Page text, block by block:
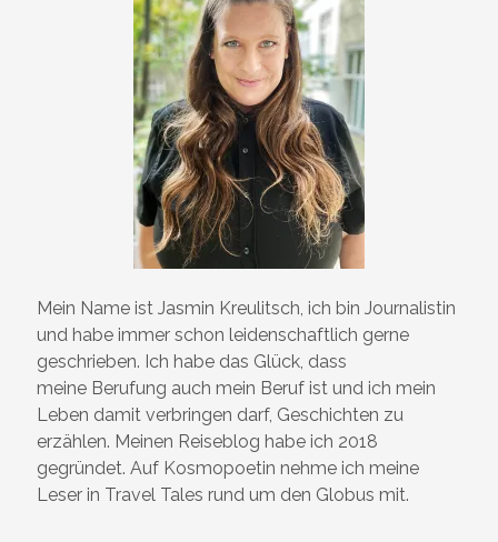
Mein Name ist Jasmin Kreulitsch, ich bin Journalistin
und habe immer schon leidenschaftlich gerne
geschrieben. Ich habe das Glück, dass
meine Berufung auch mein Beruf ist und ich mein
Leben damit verbringen darf, Geschichten zu
erzählen. Meinen Reiseblog habe ich 2018
gegründet. Auf Kosmopoetin nehme ich meine
Leser in Travel Tales rund um den Globus mit.